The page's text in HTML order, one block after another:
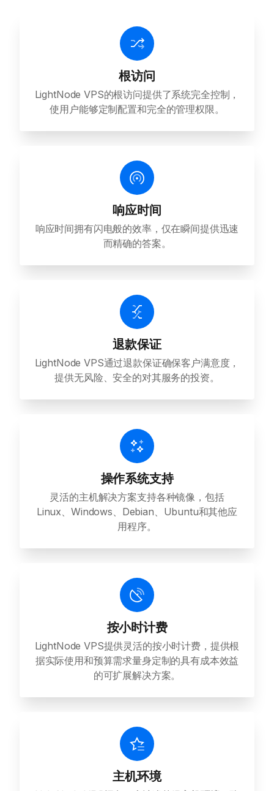
根访问
LightNode VPS的根访问提供了系统完全控制，
使用户能够定制配置和完全的管理权限。
响应时间
响应时间拥有闪电般的效率，仅在瞬间提供迅速
而精确的答案。
退款保证
LightNode VPS通过退款保证确保客户满意度，
提供无风险、安全的对其服务的投资。
操作系统支持
灵活的主机解决方案支持各种镜像，包括
Linux、Windows、Debian、Ubuntu和其他应
用程序。
按小时计费
LightNode VPS提供灵活的按小时计费，提供根
据实际使用和预算需求量身定制的具有成本效益
的可扩展解决方案。
主机环境